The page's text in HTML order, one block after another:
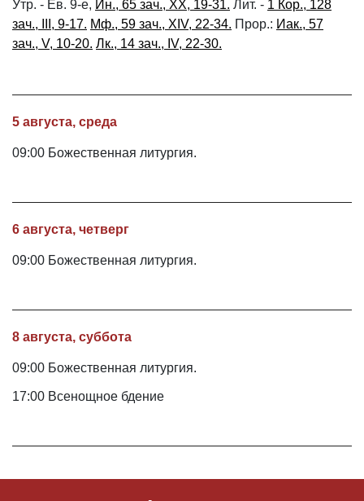
Утр. - Ев. 9-е, Ин., 65 зач., XX, 19-31. Лит. - 1 Кор., 128
зач., III, 9-17. Мф., 59 зач., XIV, 22-34. Прор.: Иак., 57
зач., V, 10-20. Лк., 14 зач., IV, 22-30.
5 августа, среда
09:00 Божественная литургия.
6 августа, четверг
09:00 Божественная литургия.
8 августа, суббота
09:00 Божественная литургия.
17:00 Всенощное бдение